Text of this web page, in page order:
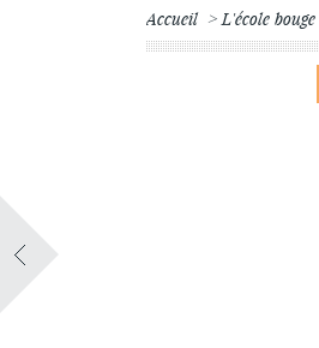
Accueil L'école bouge